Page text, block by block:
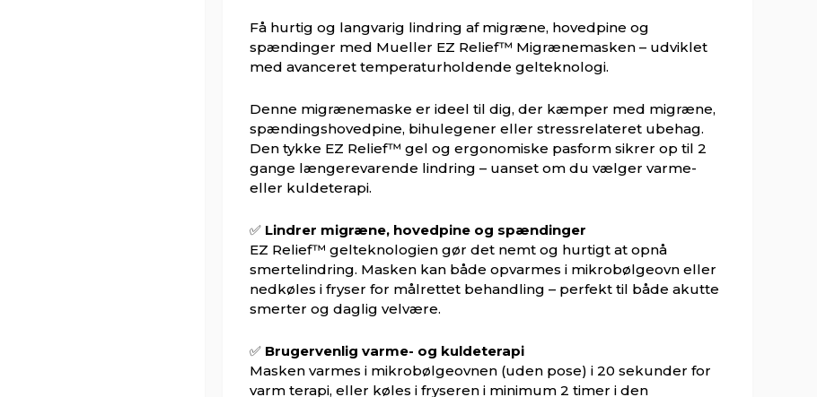
Få hurtig og langvarig lindring af migræne, hovedpine og
spændinger med Mueller EZ Relief™ Migrænemasken – udviklet
med avanceret temperaturholdende gelteknologi.
Denne migrænemaske er ideel til dig, der kæmper med migræne,
spændingshovedpine, bihulegener eller stressrelateret ubehag.
Den tykke EZ Relief™ gel og ergonomiske pasform sikrer op til 2
gange længerevarende lindring – uanset om du vælger varme-
eller kuldeterapi.
✅ Lindrer migræne, hovedpine og spændinger
EZ Relief™ gelteknologien gør det nemt og hurtigt at opnå
smertelindring. Masken kan både opvarmes i mikrobølgeovn eller
nedkøles i fryser for målrettet behandling – perfekt til både akutte
smerter og daglig velvære.
✅ Brugervenlig varme- og kuldeterapi
Masken varmes i mikrobølgeovnen (uden pose) i 20 sekunder for
varm terapi, eller køles i fryseren i minimum 2 timer i den